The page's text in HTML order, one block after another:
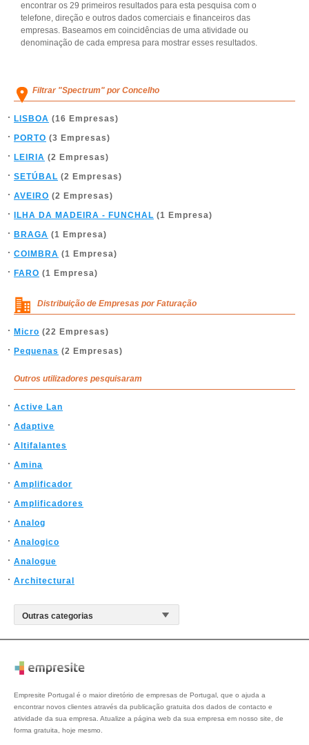
encontrar os 29 primeiros resultados para esta pesquisa com o
telefone, direção e outros dados comerciais e financeiros das
empresas. Baseamos em coincidências de uma atividade ou
denominação de cada empresa para mostrar esses resultados.
Filtrar "Spectrum" por Concelho
LISBOA (16 Empresas)
PORTO (3 Empresas)
LEIRIA (2 Empresas)
SETÚBAL (2 Empresas)
AVEIRO (2 Empresas)
ILHA DA MADEIRA - FUNCHAL (1 Empresa)
BRAGA (1 Empresa)
COIMBRA (1 Empresa)
FARO (1 Empresa)
Distribuição de Empresas por Faturação
Micro (22 Empresas)
Pequenas (2 Empresas)
Outros utilizadores pesquisaram
Active Lan
Adaptive
Altifalantes
Amina
Amplificador
Amplificadores
Analog
Analogico
Analogue
Architectural
Empresite Portugal é o maior diretório de empresas de Portugal, que o ajuda a
encontrar novos clientes através da publicação gratuita dos dados de contacto e
atividade da sua empresa. Atualize a página web da sua empresa em nosso site, de
forma gratuita, hoje mesmo.